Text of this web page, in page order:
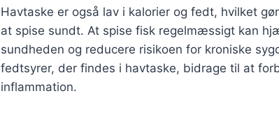
Havtaske er også lav i kalorier og fedt, hvilket
at spise sundt. At spise fisk regelmæssigt kan
sundheden og reducere risikoen for kroniske
fedtsyrer, der findes i havtaske, bidrage til at
inflammation.